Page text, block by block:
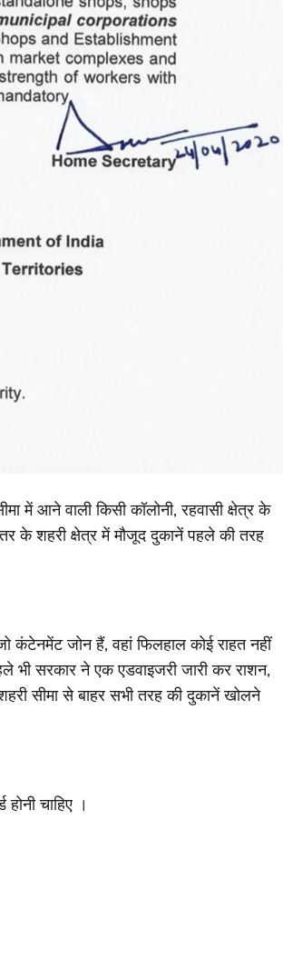
आने वाली किसी कॉलोनी, रहवासी क्षेत्र के
के शहरी क्षेत्र में मौजूद दुकानें पहले की तरह
कंटेनमेंट जोन हैं, वहां फिलहाल कोई राहत नहीं
भी सरकार ने एक एडवाइजरी जारी कर राशन,
सीमा से बाहर सभी तरह की दुकानें खोलने
चाहिए ।